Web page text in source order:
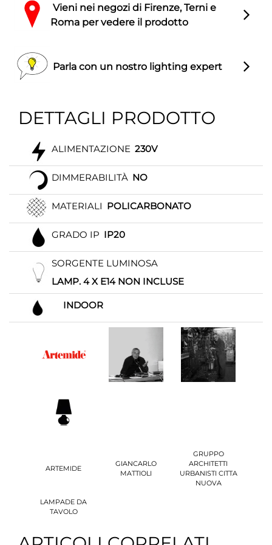
Vieni nei negozi di Firenze, Terni e
Roma per vedere il prodotto
Parla con un nostro lighting expert
DETTAGLI PRODOTTO
ALIMENTAZIONE 230V
DIMMERABILITÀ NO
MATERIALI POLICARBONATO
GRADO IP IP20
SORGENTE LUMINOSA
LAMP. 4 X E14 NON INCLUSE
INDOOR
ARTEMIDE
GIANCARLO
MATTIOLI
GRUPPO
ARCHITETTI
URBANISTI CITTA
NUOVA
LAMPADE DA
TAVOLO